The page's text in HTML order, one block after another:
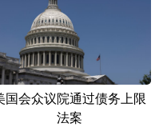
Français
日本語 한국어
国会众议院通过债务上限
法案